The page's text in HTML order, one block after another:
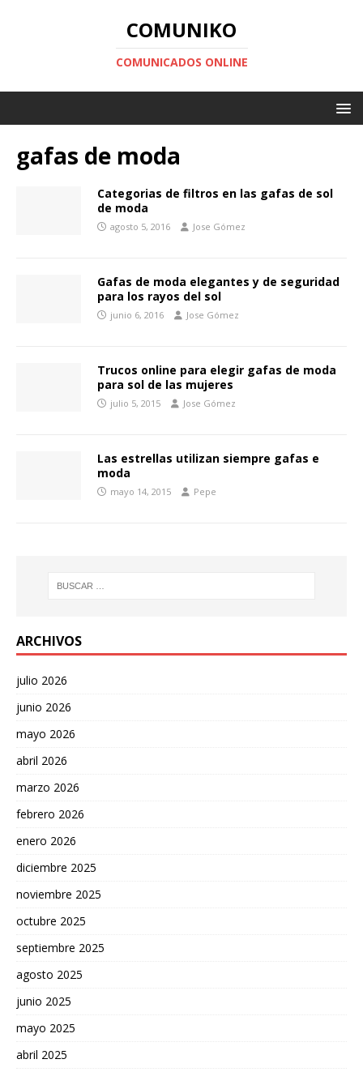
COMUNIKO
COMUNICADOS ONLINE
gafas de moda
Categorias de filtros en las gafas de sol
de moda
agosto 5, 2016 Jose Gómez
Gafas de moda elegantes y de seguridad
para los rayos del sol
junio 6, 2016 Jose Gómez
Trucos online para elegir gafas de moda
para sol de las mujeres
julio 5, 2015 Jose Gómez
Las estrellas utilizan siempre gafas e
moda
mayo 14, 2015 Pepe
ARCHIVOS
julio 2026
junio 2026
mayo 2026
abril 2026
marzo 2026
febrero 2026
enero 2026
diciembre 2025
noviembre 2025
octubre 2025
septiembre 2025
agosto 2025
junio 2025
mayo 2025
abril 2025